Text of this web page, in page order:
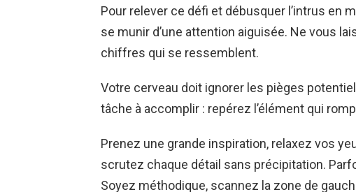
Pour relever ce défi et débusquer l’intrus en
se munir d’une attention aiguisée. Ne vous
chiffres qui se ressemblent.
Votre cerveau doit ignorer les pièges
tâche à accomplir : repérez l’élément qui
Prenez une grande inspiration, relaxez vos
scrutez chaque détail sans précipitation.
Soyez méthodique, scannez la zone de